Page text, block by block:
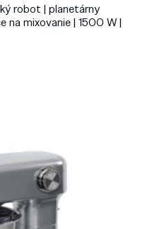
robot | planetárny
na mixovanie | 1500 W |